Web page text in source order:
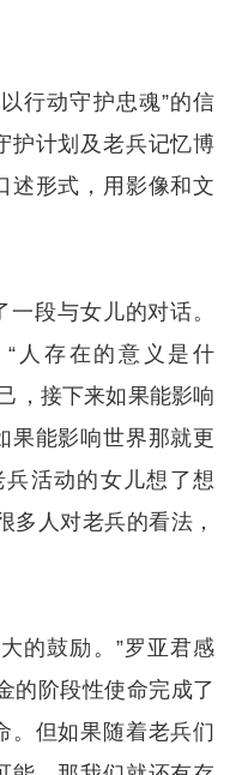
行动守护忠魂”的信
护计划及老兵记忆博
述形式，用影像和文
段与女儿的对话。
人存在的意义是什
，接下来如果能影响
果能影响世界那就更
活动的女儿想了想
多人对老兵的看法，
的鼓励。”罗亚君感
的阶段性使命完成了
。但如果随着老兵们